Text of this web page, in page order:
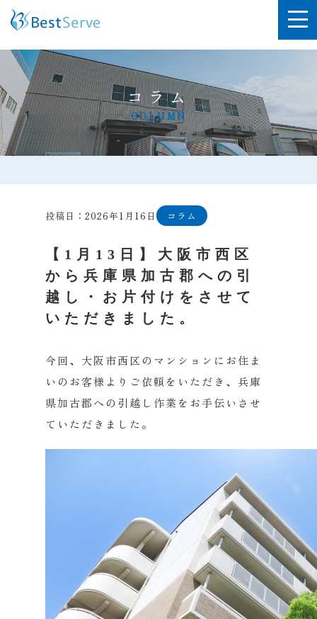
コラム
COLUMN
投稿日：2026年1月16日 コラム
【1月13日】大阪市西区
から兵庫県加古郡への引
越し・お片付けをさせて
いただきました。
今回、大阪市西区のマンションにお住ま
いのお客様よりご依頼をいただき、兵庫
県加古郡への引越し作業をお手伝いさせ
ていただきました。